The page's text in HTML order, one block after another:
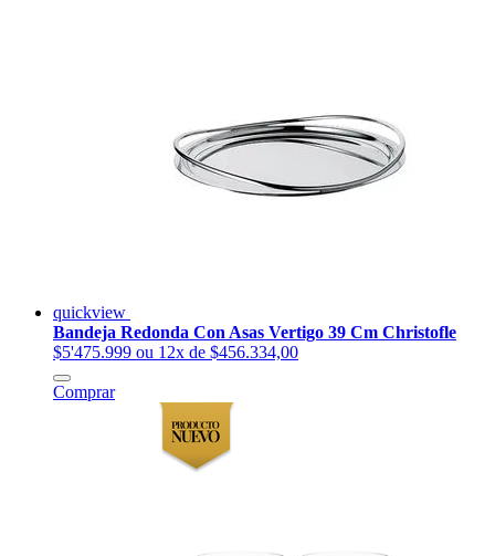
quickview
Bandeja Redonda Con Asas Vertigo 39 Cm Christofle
$5'475.999 ou 12x de $456.334,00
Comprar